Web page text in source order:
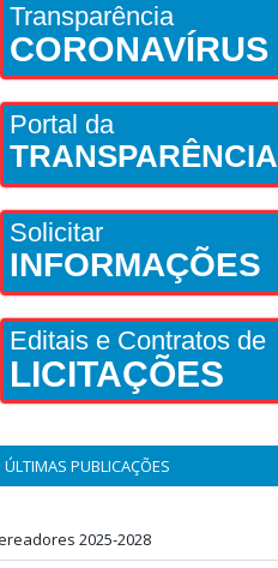
Transparência
CORONAVÍRUS
Portal da
TRANSPARÊNCIA
Solicitar
INFORMAÇÕES
Editais e Contratos de
LICITAÇÕES
ÚLTIMAS PUBLICAÇÕES
2025-2028